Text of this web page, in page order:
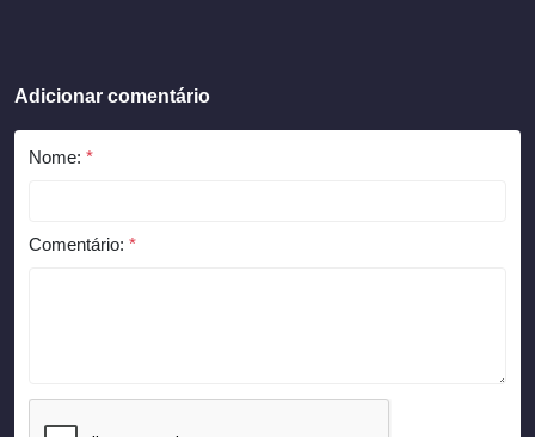
Adicionar comentário
Nome: *
Comentário: *